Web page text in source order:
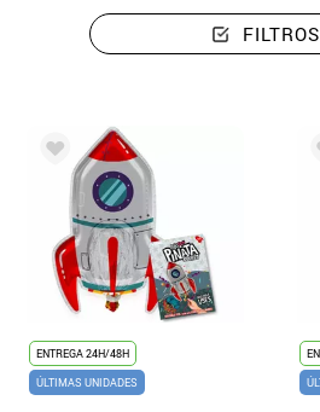
FILTROS
ENTREGA 24H/48H
ÚLTIMAS UNIDADES